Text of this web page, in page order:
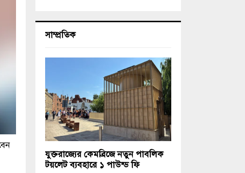
সাম্প্রতিক
যুক্তরাজ্যের কেমব্রিজে নতুন পাবলিক
টয়লেট ব্যবহারে ১ পাউন্ড ফি